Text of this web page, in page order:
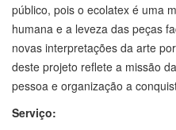
público, pois o ecolatex é uma
humana e a leveza das peças
novas interpretações da arte
deste projeto reflete a missão
pessoa e organização a
Serviço: